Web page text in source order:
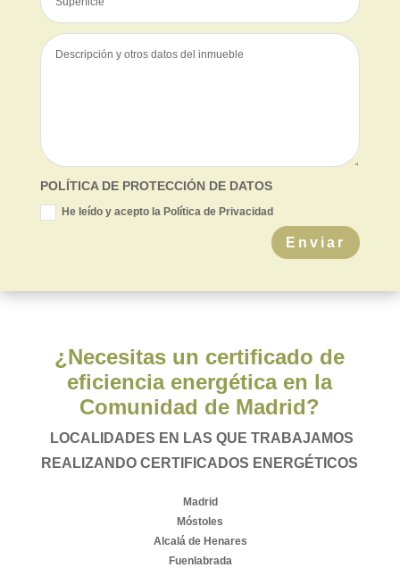
POLÍTICA DE PROTECCIÓN DE DATOS
He leído y acepto la Política de Privacidad
Enviar
¿Necesitas un certificado de
eficiencia energética en la
Comunidad de Madrid?
LOCALIDADES EN LAS QUE TRABAJAMOS
REALIZANDO CERTIFICADOS ENERGÉTICOS
Madrid
Móstoles
Alcalá de Henares
Fuenlabrada